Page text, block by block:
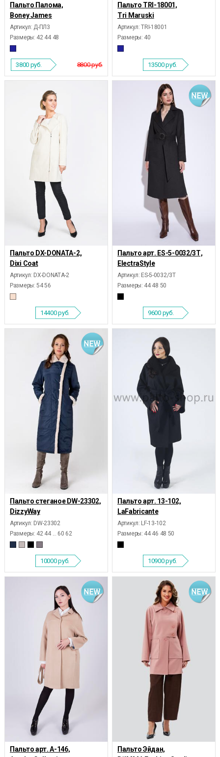
Пальто Палома,
Boney James
Артикул: Д-ПЛ3
Размеры: 42 44 48
8800 руб.
3800 руб.
Пальто TRI-18001,
Tri Maruski
Артикул: TRI-18001
Размеры: 40
13500руб.
Пальто DX-DONATA-2,
Dixi Coat
Артикул: DX-DONATA-2
Размеры: 54 56
14400руб.
Пальто арт. ES-5-0032/3Т,
ElectraStyle
Артикул: ES-5-0032/3Т
Размеры: 44 48 50
9600 руб.
Пальто стеганое DW-23302,
DizzyWay
Артикул: DW-23302
Размеры: 42 44 ... 60 62
10000руб.
Пальто арт. 13-102,
LaFabricante
Артикул: LF-13-102
Размеры: 44 46 48 50
10900руб.
Пальто арт. А-146,
Пальто Эйдан,